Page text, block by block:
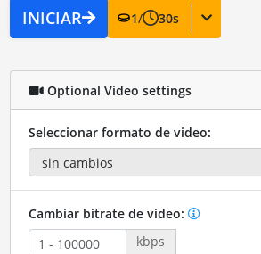
INICIAR 1/ 30s
Optional Video settings
Seleccionar formato de video:
Cambiar bitrate de video:
kbps